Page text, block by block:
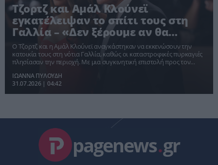
Τζορτζ και Αμάλ Κλούνεϊ
εγκατέλειψαν το σπίτι τους στη
Γαλλία – «Δεν ξέρουμε αν θα
σωθεί»
Ο Τζορτζ και η Αμάλ Κλούνεϊ αναγκάστηκαν να εκκενώσουν την
κατοικία τους στη νότια Γαλλία, καθώς οι καταστροφικές πυρκαγιές
πλησίασαν την περιοχή. Με μια συγκινητική επιστολή προς τον
τους θα αντέξει, αλλά και τη στήριξή τους στην τοπική κοινωνία.
ΙΩΑΝΝΑ ΠΥΛΟΥΔΗ
31.07.2026 | 04:42
pagenews.gr